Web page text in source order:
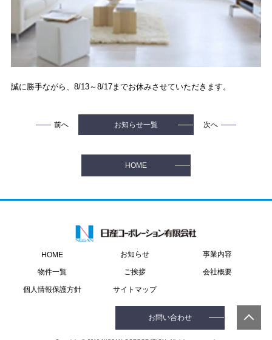
誠に勝手ながら、8/13～8/17までお休みさせていただきます。
前へ お知らせ一覧 次へ
HOME
HOME お知らせ 事業内容
物件一覧 ご挨拶 会社概要
個人情報保護方針 サイトマップ
お問い合わせ